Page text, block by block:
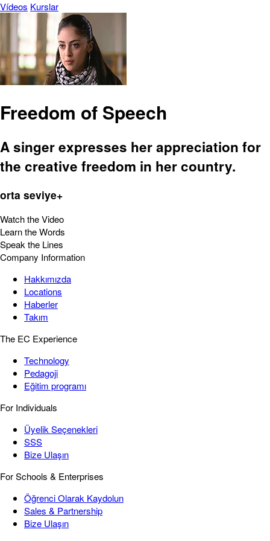
Vídeos Kurslar
Freedom of Speech
A singer expresses her appreciation for
the creative freedom in her country.
orta seviye+
Watch the Video
Learn the Words
Speak the Lines
Company Information
Hakkımızda
Locations
Haberler
Takım
The EC Experience
Technology
Pedagoji
Eğitim programı
For Individuals
Üyelik Seçenekleri
SSS
Bize Ulaşın
For Schools & Enterprises
Öğrenci Olarak Kaydolun
Sales & Partnership
Bize Ulaşın